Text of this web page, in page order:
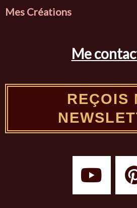
Mes Créations
Me
REÇOIS
Y
o
u